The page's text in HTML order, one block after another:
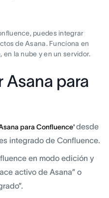
puedes integrar
de Asana. Funciona en
la nube y en un servidor.
para
para Confluence'desde
integrado de Confluence.
en modo edición y
activo de Asana” o